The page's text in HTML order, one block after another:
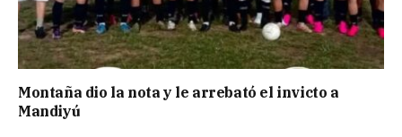
Montaña dio la nota y le arrebató el invicto a
Mandiyú